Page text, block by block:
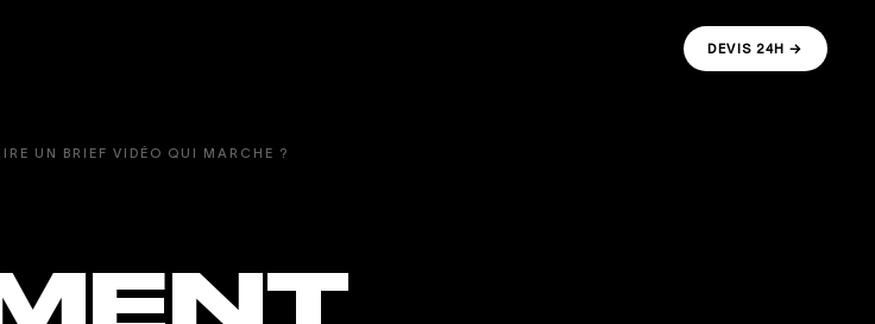
DEVIS 24H →
UN BRIEF VIDÉO QUI MARCHE ?